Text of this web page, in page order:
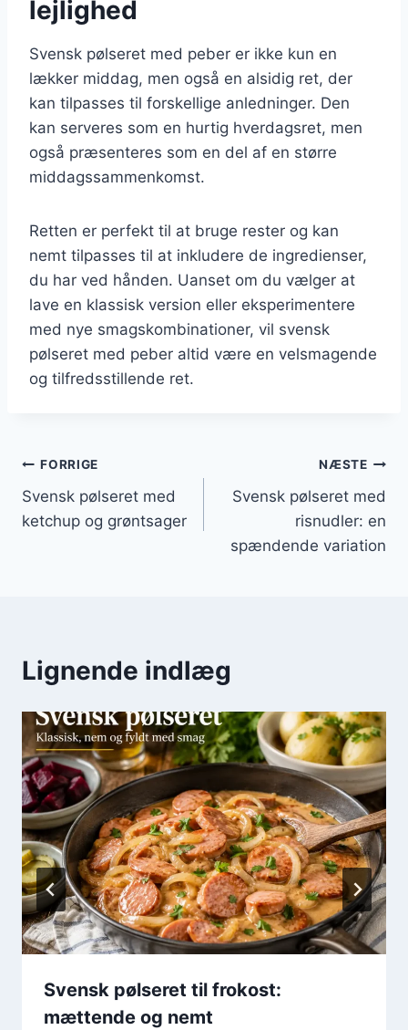
lejlighed
Svensk pølseret med peber er ikke kun en
lækker middag, men også en alsidig ret, der
kan tilpasses til forskellige anledninger. Den
kan serveres som en hurtig hverdagsret, men
også præsenteres som en del af en større
middagssammenkomst.
Retten er perfekt til at bruge rester og kan
nemt tilpasses til at inkludere de ingredienser,
du har ved hånden. Uanset om du vælger at
lave en klassisk version eller eksperimentere
med nye smagskombinationer, vil svensk
pølseret med peber altid være en velsmagende
og tilfredsstillende ret.
Indlægsnavigation
FORRIGE
Svensk pølseret med
ketchup og grøntsager
NÆSTE
Svensk pølseret med
risnudler: en
spændende variation
Lignende indlæg
Svensk pølseret til frokost:
mættende og nemt